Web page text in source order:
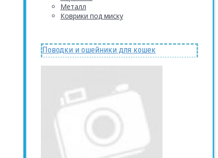
Металл
Коврики под миску
Поводки и ошейники для кошек